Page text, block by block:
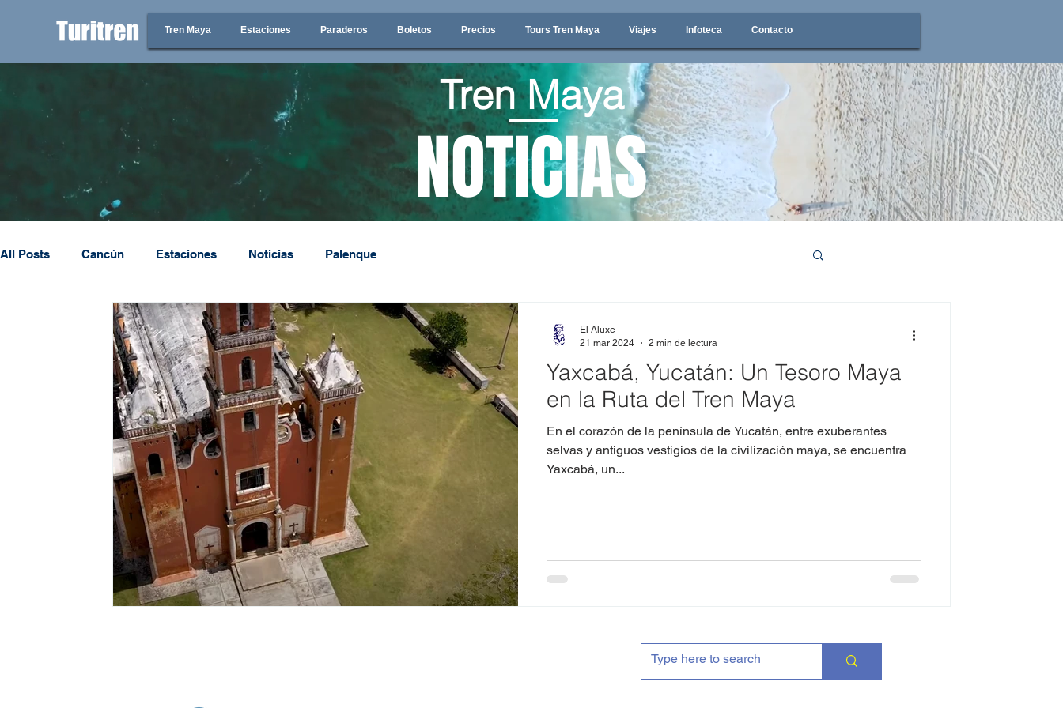
Tren Maya Estaciones Paraderos Boletos Precios Tours Tren Maya Viajes Infoteca Contacto
Tren Maya
NOTICIAS
All Posts Cancún Estaciones Noticias Palenque
Yaxcabá, Yucatán: Un Tesoro Maya
en la Ruta del Tren Maya
En el corazón de la península de Yucatán, entre exuberantes
selvas y antiguos vestigios de la civilización maya, se encuentra
Yaxcabá, un...
El Aluxe
21 mar 2024
2 min de lectura